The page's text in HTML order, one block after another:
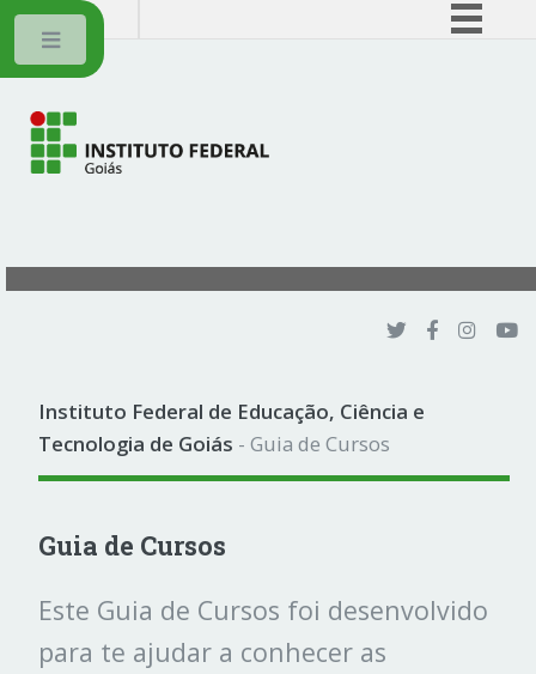
BRASIL
Instituto Federal de Educação, Ciência e
Tecnologia de Goiás - Guia de Cursos
Guia de Cursos
Este Guia de Cursos foi desenvolvido
para te ajudar a conhecer as